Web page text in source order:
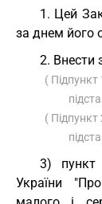
1. Цей
за днем його
2. Внести
( Підпункт
( Підпункт
3) пункт
України